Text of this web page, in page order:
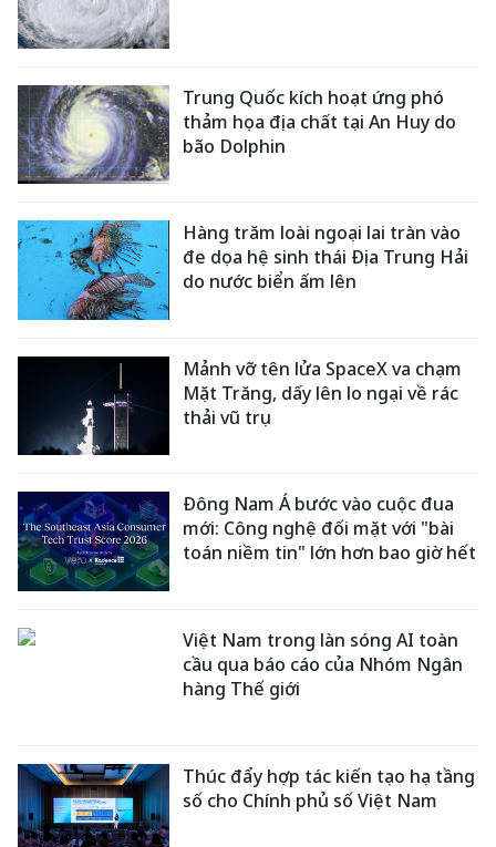
Trung Quốc kích hoạt ứng phó
thảm họa địa chất tại An Huy do
bão Dolphin
Hàng trăm loài ngoại lai tràn vào
đe dọa hệ sinh thái Địa Trung Hải
do nước biển ấm lên
Mảnh vỡ tên lửa SpaceX va chạm
Mặt Trăng, dấy lên lo ngại về rác
thải vũ trụ
Đông Nam Á bước vào cuộc đua
mới: Công nghệ đối mặt với "bài
toán niềm tin" lớn hơn bao giờ hết
Việt Nam trong làn sóng AI toàn
cầu qua báo cáo của Nhóm Ngân
hàng Thế giới
Thúc đẩy hợp tác kiến tạo hạ tầng
số cho Chính phủ số Việt Nam